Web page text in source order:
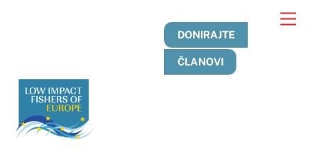
DONIRAJTE
ČLANOVI